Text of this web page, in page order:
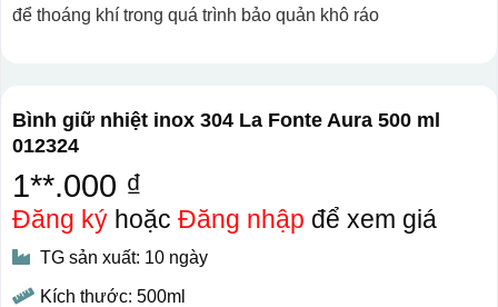
để thoáng khí trong quá trình bảo quản khô ráo
Bình giữ nhiệt inox 304 La Fonte Aura 500 ml
012324
1**.000 ₫
Đăng kýhoặc Đăng nhập để xem giá
TG sản xuất: 10 ngày
Kích thước: 500ml